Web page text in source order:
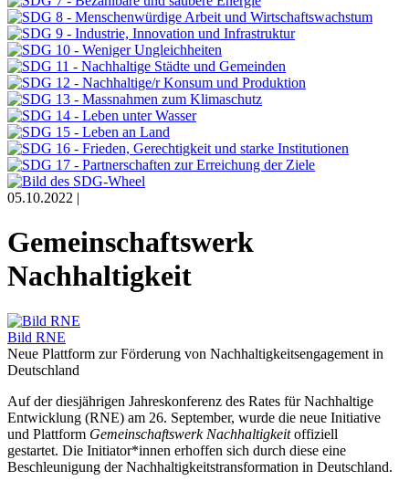
05.10.2022 |
Gemeinschaftswerk
Nachhaltigkeit
Bild RNE
Neue Plattform zur Förderung von Nachhaltigkeitsengagement in
Deutschland
Auf der diesjährigen Jahreskonferenz des Rates für Nachhaltige
Entwicklung (RNE) am 26. September, wurde die neue Initiative
und Plattform Gemeinschaftswerk Nachhaltigkeitoffiziell
gestartet. Die Initiator*innen erhoffen sich durch diese eine
Beschleunigung der Nachhaltigkeitstransformation in Deutschland.